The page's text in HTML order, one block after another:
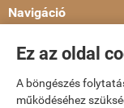
Ez az oldal
A böngészés
működéséhez
Navigáció
Saját fiók
Bemutatkozás